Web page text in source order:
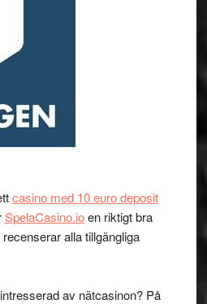
casino med 10 euro deposit
SpelaCasino.ioen riktigt bra
alla tillgängliga
av nätcasinon? På